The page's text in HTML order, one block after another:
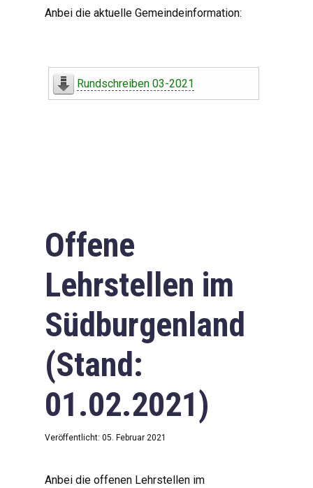
Anbei die aktuelle Gemeindeinformation:
Rundschreiben 03-2021
Offene
Lehrstellen im
Südburgenland
(Stand:
01.02.2021)
Veröffentlicht: 05. Februar 2021
Anbei die offenen Lehrstellen im